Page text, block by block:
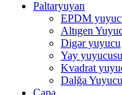
Paltaryuyan
EPDM
Altıgen
Digər yuyucu
Yay yuyucusu
Kvadrat
Dalğa
Çapa